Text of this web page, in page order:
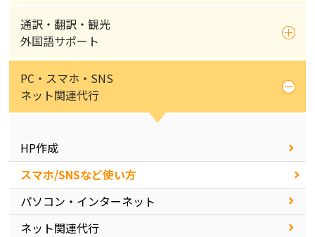
通訳・翻訳・観光
外国語サポート
PC・スマホ・SNS
ネット関連代行
HP作成
スマホ/SNSなど使い方
パソコン・インターネット
ネット関連代行